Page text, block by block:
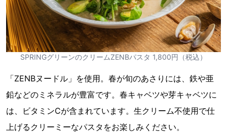
SPRINGグリーンのクリームZENBパスタ 1,800円（税込）
「ZENBヌードル」を使用。春が旬のあさりには、鉄や亜
鉛などのミネラルが豊富です。春キャベツや芽キャベツに
は、ビタミンCが含まれています。生クリーム不使用で仕
上げるクリーミーなパスタをお楽しみください。